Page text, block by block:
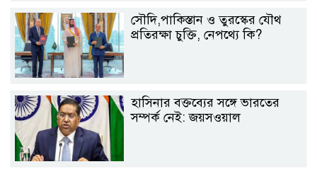
সৌদি,পাকিস্তান ও তুরস্কের যৌথ
প্রতিরক্ষা চুক্তি, নেপথ্যে কি?
হাসিনার বক্তব্যের সঙ্গে ভারতের
সম্পর্ক নেই: জয়সওয়াল